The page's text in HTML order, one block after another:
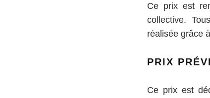
Ce prix est
collective.
réalisée grâce
PRIX
Ce prix est